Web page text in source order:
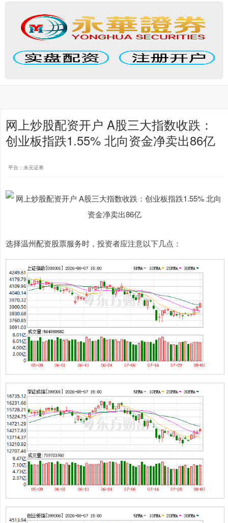
网上炒股配资开户 A股三大指数收跌：
创业板指跌1.55% 北向资金净卖出86亿
平台：永元证券
选择温州配资股票服务时，投资者应注意以下几点：